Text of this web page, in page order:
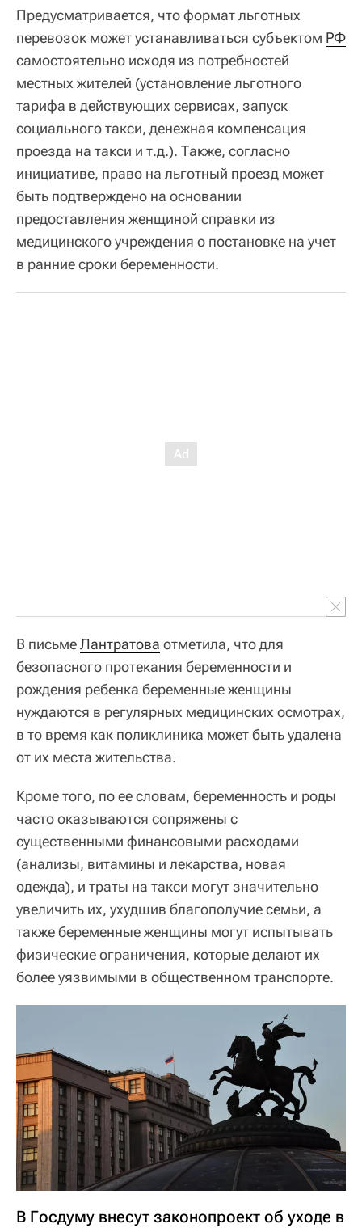
Предусматривается, что формат льготных
перевозок может устанавливаться субъектом РФ
самостоятельно исходя из потребностей
местных жителей (установление льготного
тарифа в действующих сервисах, запуск
социального такси, денежная компенсация
проезда на такси и т.д.). Также, согласно
инициативе, право на льготный проезд может
быть подтверждено на основании
предоставления женщиной справки из
медицинского учреждения о постановке на учет
в ранние сроки беременности.
В письмеЛантратова отметила, что для
безопасного протекания беременности и
рождения ребенка беременные женщины
нуждаются в регулярных медицинских осмотрах,
в то время как поликлиника может быть удалена
от их места жительства.
Кроме того, по ее словам, беременность и роды
часто оказываются сопряжены с
существенными финансовыми расходами
(анализы, витамины и лекарства, новая
одежда), и траты на такси могут значительно
увеличить их, ухудшив благополучие семьи, а
также беременные женщины могут испытывать
физические ограничения, которые делают их
более уязвимыми в общественном транспорте.
В Госдуму внесут законопроект об уходе в